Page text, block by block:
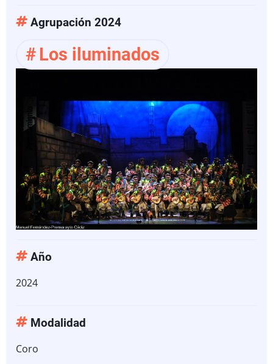
entrañas
Cádiz
Agrupación 2024
Los iluminados
Año
2024
Modalidad
Coro